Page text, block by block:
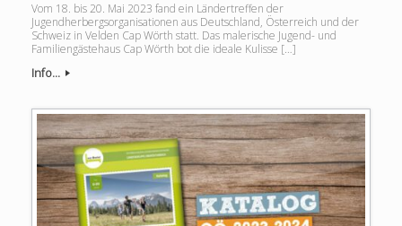
Vom 18. bis 20. Mai 2023 fand ein Ländertreffen der
Jugendherbergsorganisationen aus Deutschland, Österreich und der
Schweiz in Velden Cap Wörth statt. Das malerische Jugend- und
Familiengästehaus Cap Wörth bot die ideale Kulisse […]
Info...